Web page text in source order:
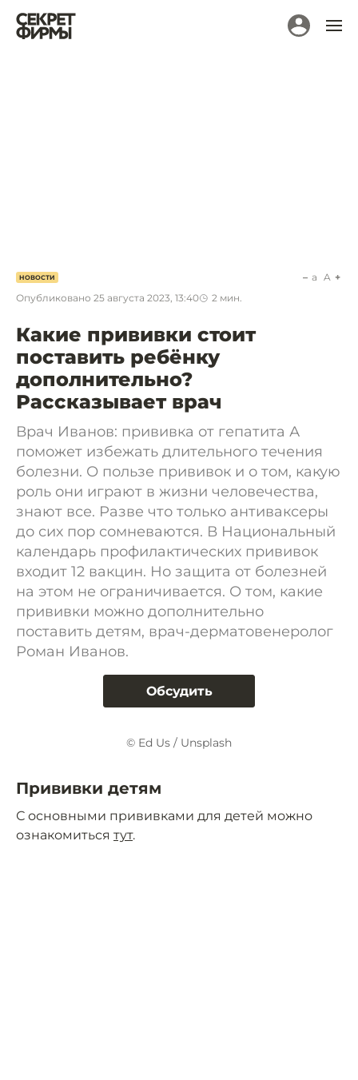
НОВОСТИ
Опубликовано 25 августа 2023, 13:40 2 мин.
a A
Какие прививки стоит
поставить ребёнку
дополнительно?
Рассказывает врач
Врач Иванов: прививка от гепатита А
поможет избежать длительного течения
болезни. О пользе прививок и о том, какую
роль они играют в жизни человечества,
знают все. Разве что только антиваксеры
до сих пор сомневаются. В Национальный
календарь профилактических прививок
входит 12 вакцин. Но защита от болезней
на этом не ограничивается. О том, какие
прививки можно дополнительно
поставить детям, врач-дерматовенеролог
Роман Иванов.
Обсудить
© Ed Us / Unsplash
Прививки детям
С основными прививками для детей можно
ознакомиться тут.